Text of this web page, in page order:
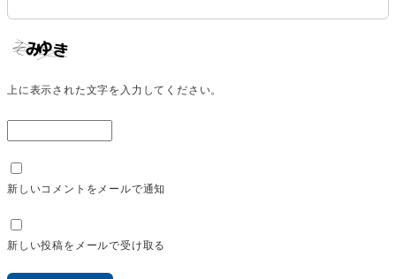
上に表示された文字を入力してください。
新しいコメントをメールで通知
新しい投稿をメールで受け取る